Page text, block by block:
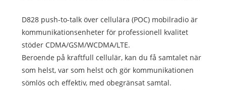
D828 push-to-talk över cellulära (POC) mobilradio är
kommunikationsenheter för professionell kvalitet
stöder CDMA/GSM/WCDMA/LTE.
Beroende på kraftfull cellulär, kan du få samtalet när
som helst, var som helst och gör kommunikationen
sömlös och effektiv, med obegränsat samtal.